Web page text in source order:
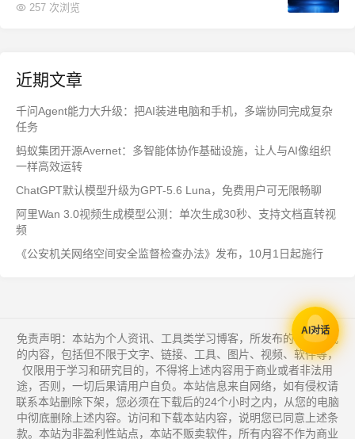
257 次浏览
近期文章
千问Agent能力大升级：把AI装进电脑和手机，多端协同完成复杂
任务
蚂蚁集团开源Avernet：多智能体协作基础设施，让人与AI像组织
一样高效运转
ChatGPT默认模型升级为GPT-5.6 Luna，免费用户可无限畅聊
阿里Wan 3.0视频生成模型公测：单次生成30秒、支持文档直转视
频
《公安机关网络空间安全监督检查办法》发布，10月1日起施行
免责声明：本站为个人资讯、工具类学习博客，所发布的一切形式
的内容，包括但不限于文字、链接、工具、图片、视频、软件等，
仅限用于学习和研究目的，不得将上述内容用于商业或者非法用
途，否则，一切后果请用户自负。本站信息来自网络，如有侵权请
联系本站删除下架，您必须在下载后的24个小时之内，从您的电脑
中彻底删除上述内容。访问和下载本站内容，说明您已同意上述条
款。本站为非盈利性站点，本站不贩卖软件，所有内容不作为商业
AI对话